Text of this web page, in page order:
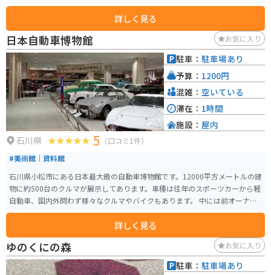
グをする人や写真家が訪れます。 立杉見晴台へは山道を通ってアクセスする
ため、バイクでツーリングを楽しみながら自然を感じることができるスポッ
トです。山道を下ると雰囲気の良いパン屋やカフェもあるのでそれも楽しみ
の一つです。
詳しく見る
日本自動車博物館 お気に入り
石川県 5 （口コミ1件）
#美術館｜資料館
石川県小松市にある日本最大級の自動車博物館です。12000平方メートルの建
物に約500台のクルマが展示してあります。車種は往年のスポーツカーから軽
自動車、国内外問わず様々なクルマやバイクもあります。 中には前オーナー
の趣味嗜好で交換した社外品を付けたままの状態のクルマもあり、創設者の
意向で純正品に拘らず、わざとそのままにして当時のクルマ文化も感じ取っ
てほしいとのことです。ちょっとした休憩できるベンチも所々に設置されて
いたり、カフェスペースもあるので長く滞在できます。
詳しく見る
駐車： 駐車場あり
予算： 1200円
混雑： 空いている
滞在： 1時間
施設： 屋内
ゆのくにの森 お気に入り
駐車： 駐車場あり